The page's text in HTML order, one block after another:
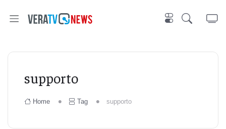
supporto
Home Tag supporto